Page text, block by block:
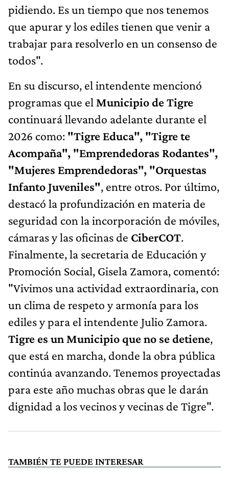
pidiendo. Es un tiempo que nos tenemos
que apurar y los ediles tienen que venir a
trabajar para resolverlo en un consenso de
todos".
En su discurso, el intendente mencionó
programas que el Municipio de Tigre
continuará llevando adelante durante el
2026 como: "Tigre Educa", "Tigre te
Acompaña", "Emprendedoras Rodantes",
"Mujeres Emprendedoras", "Orquestas
Infanto Juveniles", entre otros. Por último,
destacó la profundización en materia de
seguridad con la incorporación de móviles,
cámaras y las oficinas de CiberCOT.
Finalmente, la secretaria de Educación y
Promoción Social, Gisela Zamora, comentó:
"Vivimos una actividad extraordinaria, con
un clima de respeto y armonía para los
ediles y para el intendente Julio Zamora.
Tigre es un Municipio que no se detiene,
que está en marcha, donde la obra pública
continúa avanzando. Tenemos proyectadas
para este año muchas obras que le darán
dignidad a los vecinos y vecinas de Tigre".
TAMBIÉN TE PUEDE INTERESAR